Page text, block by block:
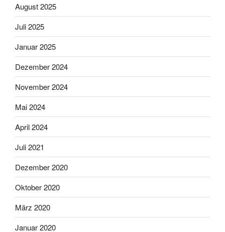
August 2025
Juli 2025
Januar 2025
Dezember 2024
November 2024
Mai 2024
April 2024
Juli 2021
Dezember 2020
Oktober 2020
März 2020
Januar 2020